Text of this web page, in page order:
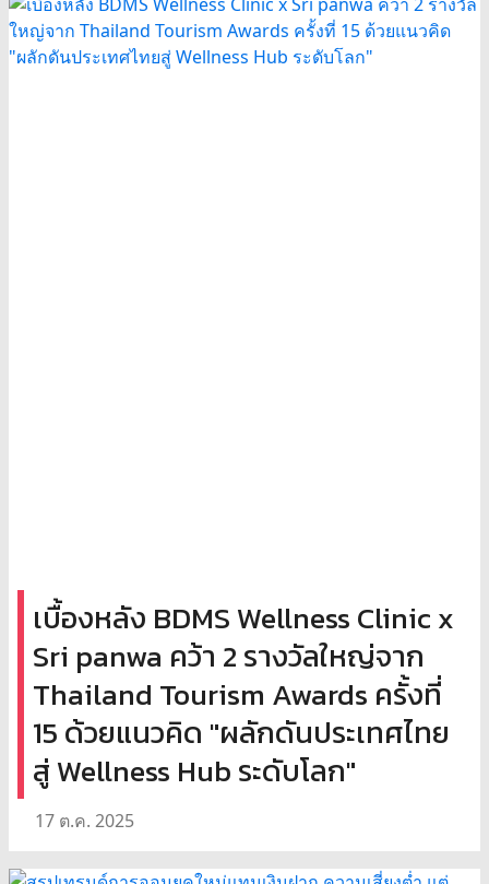
เบื้องหลัง BDMS Wellness Clinic x
Sri panwa คว้า 2 รางวัลใหญ่จาก
Thailand Tourism Awards ครั้งที่
15 ด้วยแนวคิด "ผลักดันประเทศไทย
สู่ Wellness Hub ระดับโลก"
17 ต.ค. 2025